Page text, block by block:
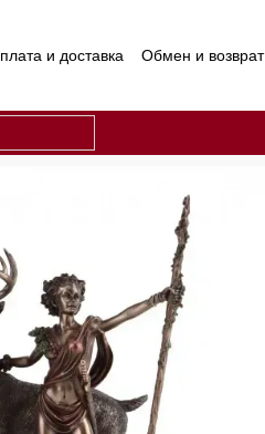
и доставка Обмен и возврат